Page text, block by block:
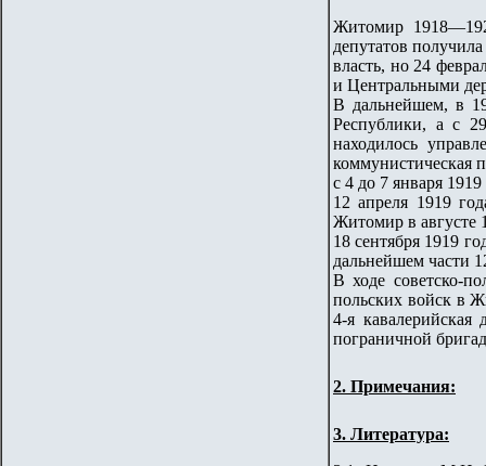
Житомир
депутатов
власть, но 24
и Центральными
В дальнейшем, в
Республики, а с
находилось
коммунистическая
с 4 до 7 января
12 апреля 1919
Житомир в августе
18 сентября 1919
дальнейшем части
В ходе советско-
польских войск в
4-я
пограничной
2. Примечания:
3. Литература: